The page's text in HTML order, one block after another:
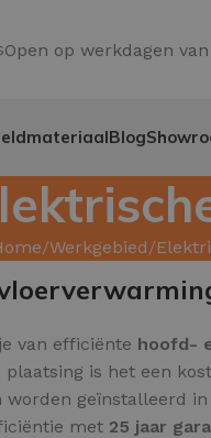
Open op werkdagen van
Blog
Werkgebied
van efficiënte hoofd-
is het een
geïnstalleerd
met 25 jaar